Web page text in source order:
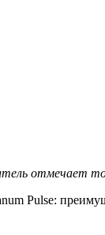
отмечает